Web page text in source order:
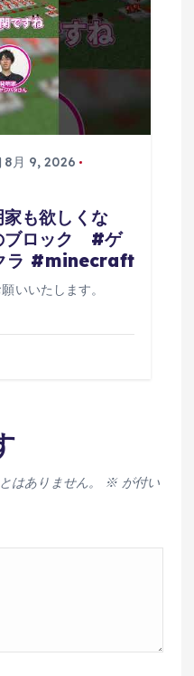
8月 9, 2026
家も欲しくな
ブロック #ゲ
ラ #minecraft
いいたします。
はありません。 ※が付い